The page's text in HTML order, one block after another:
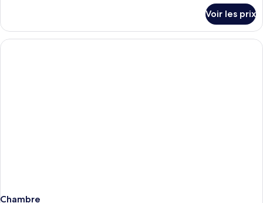
le
type
de
Voir les prix
Chambre